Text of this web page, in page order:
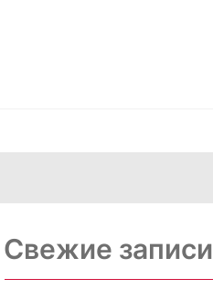
Свежие записи